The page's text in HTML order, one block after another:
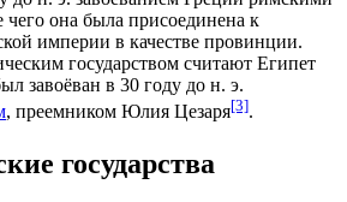
чего она была присоединена к
империи в качестве провинции.
государством считают Египет
завоёван в 30 году до н. э.
, преемником Юлия Цезаря[3].
государства